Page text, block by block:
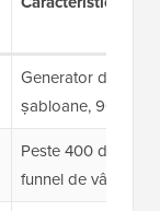
Generator de
șabloane, 90+
Peste 400 de
funnel de vânzări